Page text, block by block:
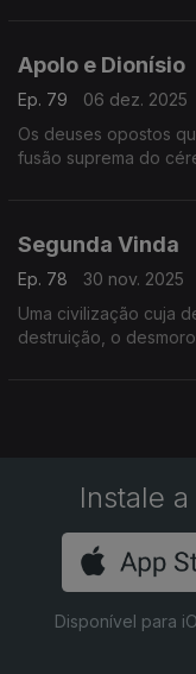
Apolo e Dionísio
Ep. 79
06 dez. 2025
Os deuses opostos
fusão suprema do
Segunda Vinda
Ep. 78
30 nov. 2025
Uma civilização cuja
destruição, o
Instale
Disponível para